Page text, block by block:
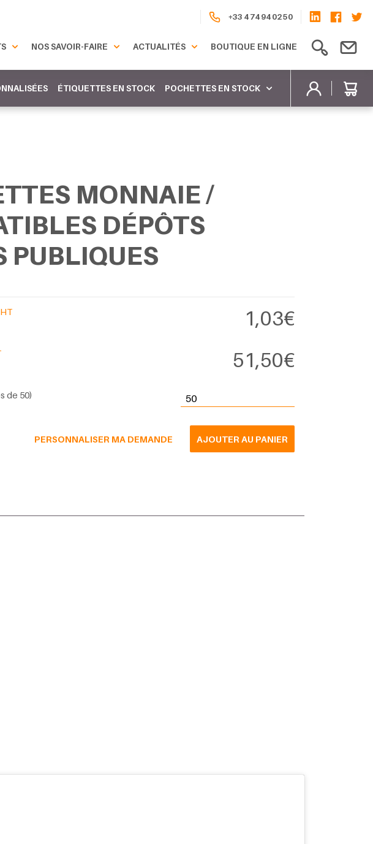
+33 4 74 94 02 50
NOS SAVOIR-FAIRE ACTUALITÉS BOUTIQUE EN LIGNE
ÉTIQUETTES EN STOCK POCHETTES EN STOCK
MONNAIE /
DÉPÔTS
PUBLIQUES
1,03€
51,50€
de 50)
dépôts régies publiques
PERSONNALISER MA DEMANDE AJOUTER AU PANIER